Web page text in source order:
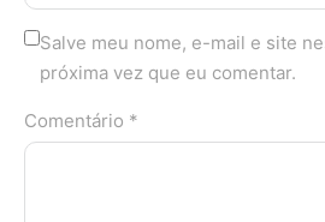
Salve meu nome, e-mail e site
próxima vez que eu comentar.
Comentário *